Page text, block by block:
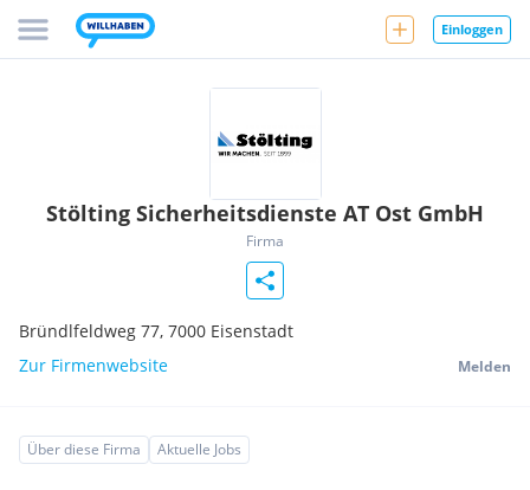
Einloggen
Stölting Sicherheitsdienste AT Ost GmbH
Firma
Bründlfeldweg 77, 7000 Eisenstadt
Zur Firmenwebsite
Melden
Über diese Firma Aktuelle Jobs